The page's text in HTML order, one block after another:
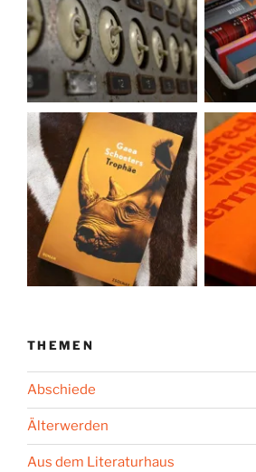
THEMEN
Abschiede
Älterwerden
Aus dem Literaturhaus